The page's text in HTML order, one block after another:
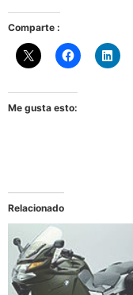
Comparte :
Me gusta esto:
Relacionado